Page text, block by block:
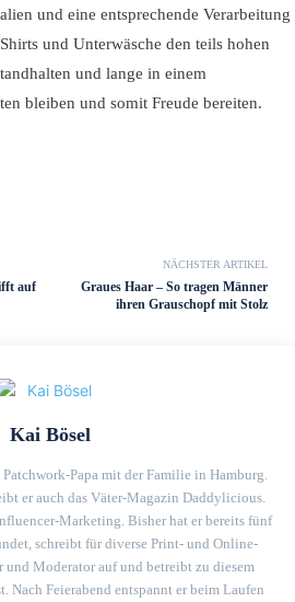
und eine entsprechende Verarbeitung
und Unterwäsche den teils hohen
und lange in einem
bleiben und somit Freude bereiten.
auf
NÄCHSTER ARTIKEL
Graues Haar – So tragen Männer
ihren Grauschopf mit Stolz
Kai Bösel
Papa mit der Familie in Hamburg.
er auch das Väter-Magazin Daddylicious.
Marketing. Bisher hat er bereits fünf
schreibt für diverse Print- und Online-
und Moderator auf und betreibt zu diesem
Nach Feierabend entspannt er beim Laufen